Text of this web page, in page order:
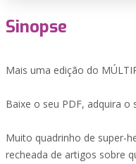
Sinopse
Mais uma edição do
Baixe o seu PDF, adquira o
Muito quadrinho de super-
recheada de artigos sobre